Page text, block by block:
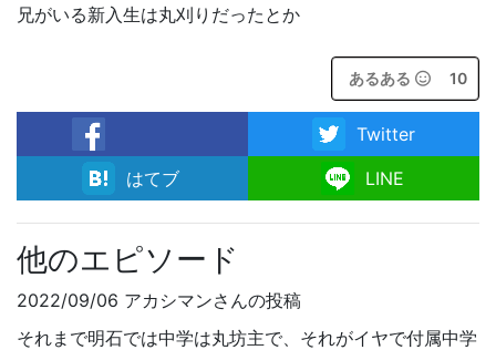
兄がいる新入生は丸刈りだったとか
あるある 10
facebook
Twitter
はてブ
LINE
他のエピソード
2022/09/06 アカシマンさんの投稿
それまで明石では中学は丸坊主で、それがイヤで付属中学